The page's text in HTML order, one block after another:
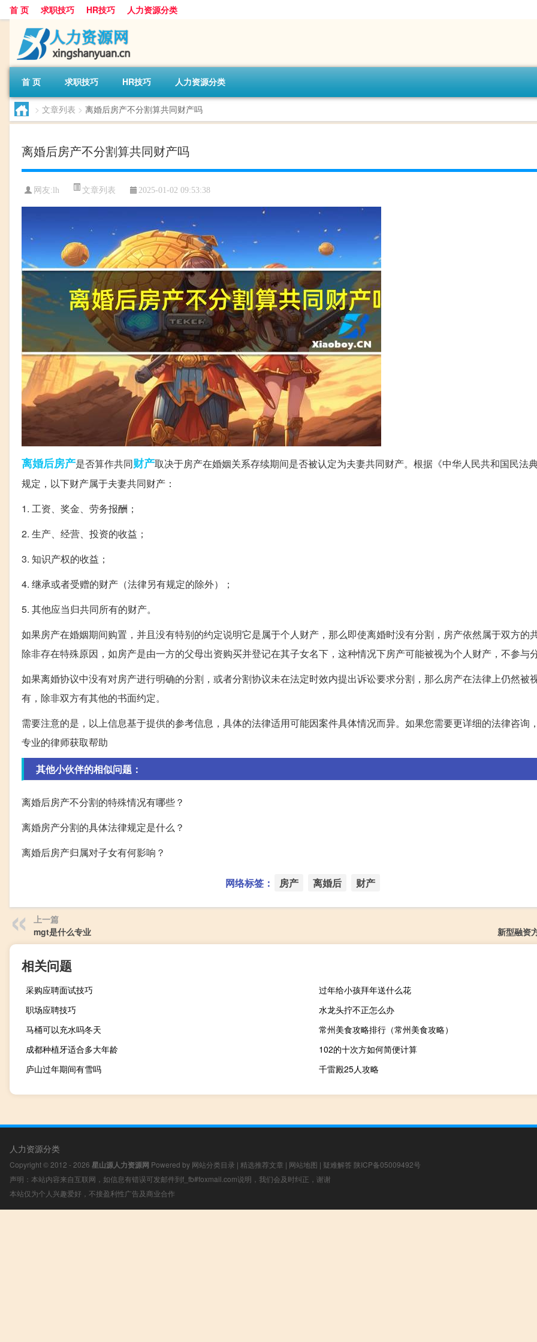
首 页 求职技巧 HR技巧 人力资源分类
首 页 求职技巧 HR技巧 人力资源分类
> 文章列表 > 离婚后房产不分割算共同财产吗
离婚后房产不分割算共同财产吗
网友: lh 文章列表 2025-01-02 09:53:38
离婚后房产是否算作共同财产取决于房产在婚姻关系存续期间是否被认定为夫妻共同财产。根据《中华人民共和国民法
规定，以下财产属于夫妻共同财产：
1. 工资、奖金、劳务报酬；
2. 生产、经营、投资的收益；
3. 知识产权的收益；
4. 继承或者受赠的财产（法律另有规定的除外）；
5. 其他应当归共同所有的财产。
如果房产在婚姻期间购置，并且没有特别的约定说明它是属于个人财产，那么即使离婚时没有分割，房产依然属于双方的
除非存在特殊原因，如房产是由一方的父母出资购买并登记在其子女名下，这种情况下房产可能被视为个人财产，不参与
如果离婚协议中没有对房产进行明确的分割，或者分割协议未在法定时效内提出诉讼要求分割，那么房产在法律上仍然被
有，除非双方有其他的书面约定。
需要注意的是，以上信息基于提供的参考信息，具体的法律适用可能因案件具体情况而异。如果您需要更详细的法律咨询
专业的律师获取帮助
其他小伙伴的相似问题：
离婚后房产不分割的特殊情况有哪些？
离婚房产分割的具体法律规定是什么？
离婚后房产归属对子女有何影响？
网络标签： 房产 离婚后 财产
上一篇
mgt是什么专业
新型融资
相关问题
采购应聘面试技巧
过年给小孩拜年送什么花
职场应聘技巧
水龙头拧不正怎么办
马桶可以充水吗冬天
常州美食攻略排行（常州美食攻略）
成都种植牙适合多大年龄
102的十次方如何简便计算
庐山过年期间有雪吗
千雷殿25人攻略
人力资源分类
Copyright © 2012 - 2026 星山源人力资源网 Powered by 网站分类目录 | 精选推荐文章 | 网站地图 | 疑难解答 陕ICP备05009492号
声明：本站内容来自互联网，如信息有错误可发邮件到f_fb#foxmail.com说明，我们会及时纠正，谢谢
本站仅为个人兴趣爱好，不接盈利性广告及商业合作